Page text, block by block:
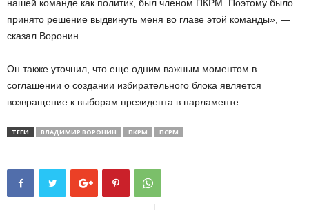
нашей команде как политик, был членом ПКРМ. Поэтому было
принято решение выдвинуть меня во главе этой команды», —
сказал Воронин.
Он также уточнил, что еще одним важным моментом в
соглашении о создании избирательного блока является
возвращение к выборам президента в парламенте.
ТЕГИ ВЛАДИМИР ВОРОНИН ПКРМ ПСРМ